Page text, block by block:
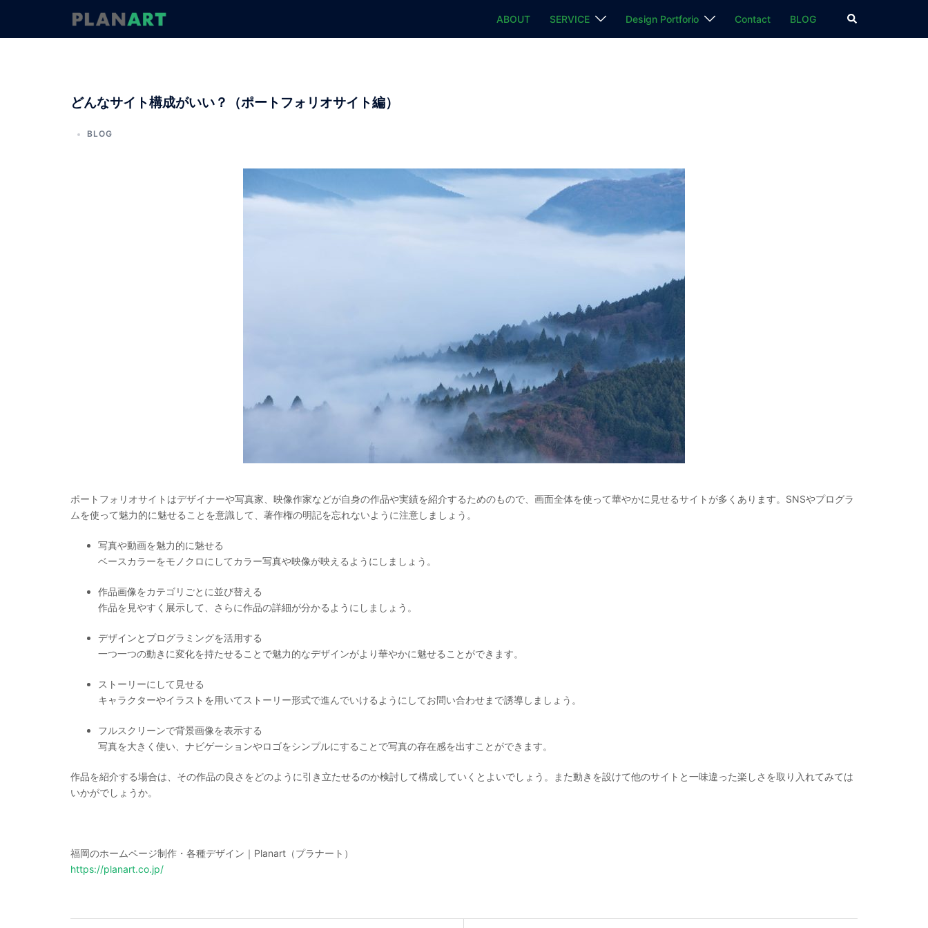
テ
ABOUT SERVICE Design Portforio Contact BLOG
検
索
どんなサイト構成がいい？（ポートフォリオサイト編）
BLOG
ポートフォリオサイトはデザイナーや写真家、映像作家などが自身の作品や実績を紹介するためのもので、画面全体を使って華やかに見せるサイトが多くあります。SNSやプログラ
ムを使って魅力的に魅せることを意識して、著作権の明記を忘れないように注意しましょう。
写真や動画を魅力的に魅せる
ベースカラーをモノクロにしてカラー写真や映像が映えるようにしましょう。
作品画像をカテゴリごとに並び替える
作品を見やすく展示して、さらに作品の詳細が分かるようにしましょう。
デザインとプログラミングを活用する
一つ一つの動きに変化を持たせることで魅力的なデザインがより華やかに魅せることができます。
ストーリーにして見せる
キャラクターやイラストを用いてストーリー形式で進んでいけるようにしてお問い合わせまで誘導しましょう。
フルスクリーンで背景画像を表示する
写真を大きく使い、ナビゲーションやロゴをシンプルにすることで写真の存在感を出すことができます。
作品を紹介する場合は、その作品の良さをどのように引き立たせるのか検討して構成していくとよいでしょう。また動きを設けて他のサイトと一味違った楽しさを取り入れてみては
いかがでしょうか。
福岡のホームページ制作・各種デザイン｜Planart（プラナート）
https://planart.co.jp/